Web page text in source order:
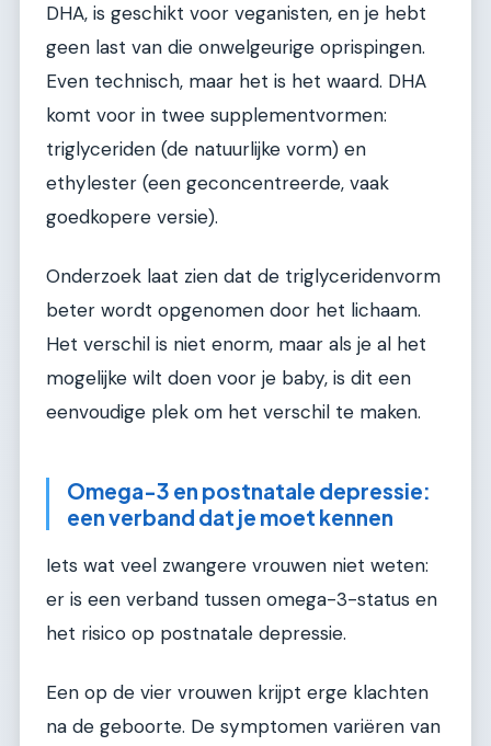
DHA, is geschikt voor veganisten, en je hebt
geen last van die onwelgeurige oprispingen.
Even technisch, maar het is het waard. DHA
komt voor in twee supplementvormen:
triglyceriden (de natuurlijke vorm) en
ethylester (een geconcentreerde, vaak
goedkopere versie).
Onderzoek laat zien dat de triglyceridenvorm
beter wordt opgenomen door het lichaam.
Het verschil is niet enorm, maar als je al het
mogelijke wilt doen voor je baby, is dit een
eenvoudige plek om het verschil te maken.
Omega-3 en postnatale depressie:
een verband dat je moet kennen
Iets wat veel zwangere vrouwen niet weten:
er is een verband tussen omega-3-status en
het risico op postnatale depressie.
Een op de vier vrouwen krijpt erge klachten
na de geboorte. De symptomen variëren van